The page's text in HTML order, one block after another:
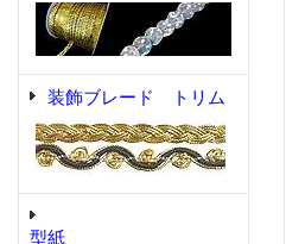
装飾ブレード トリム
型紙